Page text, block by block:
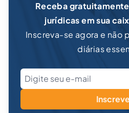
Receba
jurídicas em sua
Inscreva-se agora e não
diárias